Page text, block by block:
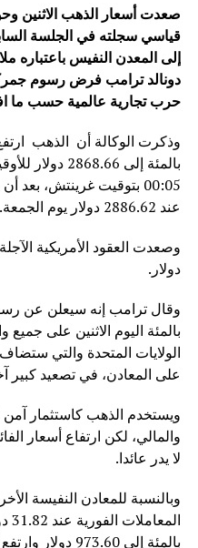
صعدت أسعار الذهب الاثنين
قياسي سجلته في الجلسة
إلى المعدن النفيس باعتباره
دونالد ترامب فرض رسوم
حرب تجارية عالمية حسب ما
بالمئة إلى
00:05 بتوقيت غرينتش،
عند 2886.62 دولار يوم الجمعة.
دولار.
بالمئة اليوم الاثنين على
الولايات المتحدة والتي
على المعادن، في تصعيد كبير
ويستخدم الذهب كاستثمار
والمالي، لكن ارتفاع أسعار
لا يدر عائدا.
وبالنسبة للمعادن النفيسة
بالمئة إلى 973.60 دولار وارتفع البلاديوم 0.4 بالمئة إلى 968.29